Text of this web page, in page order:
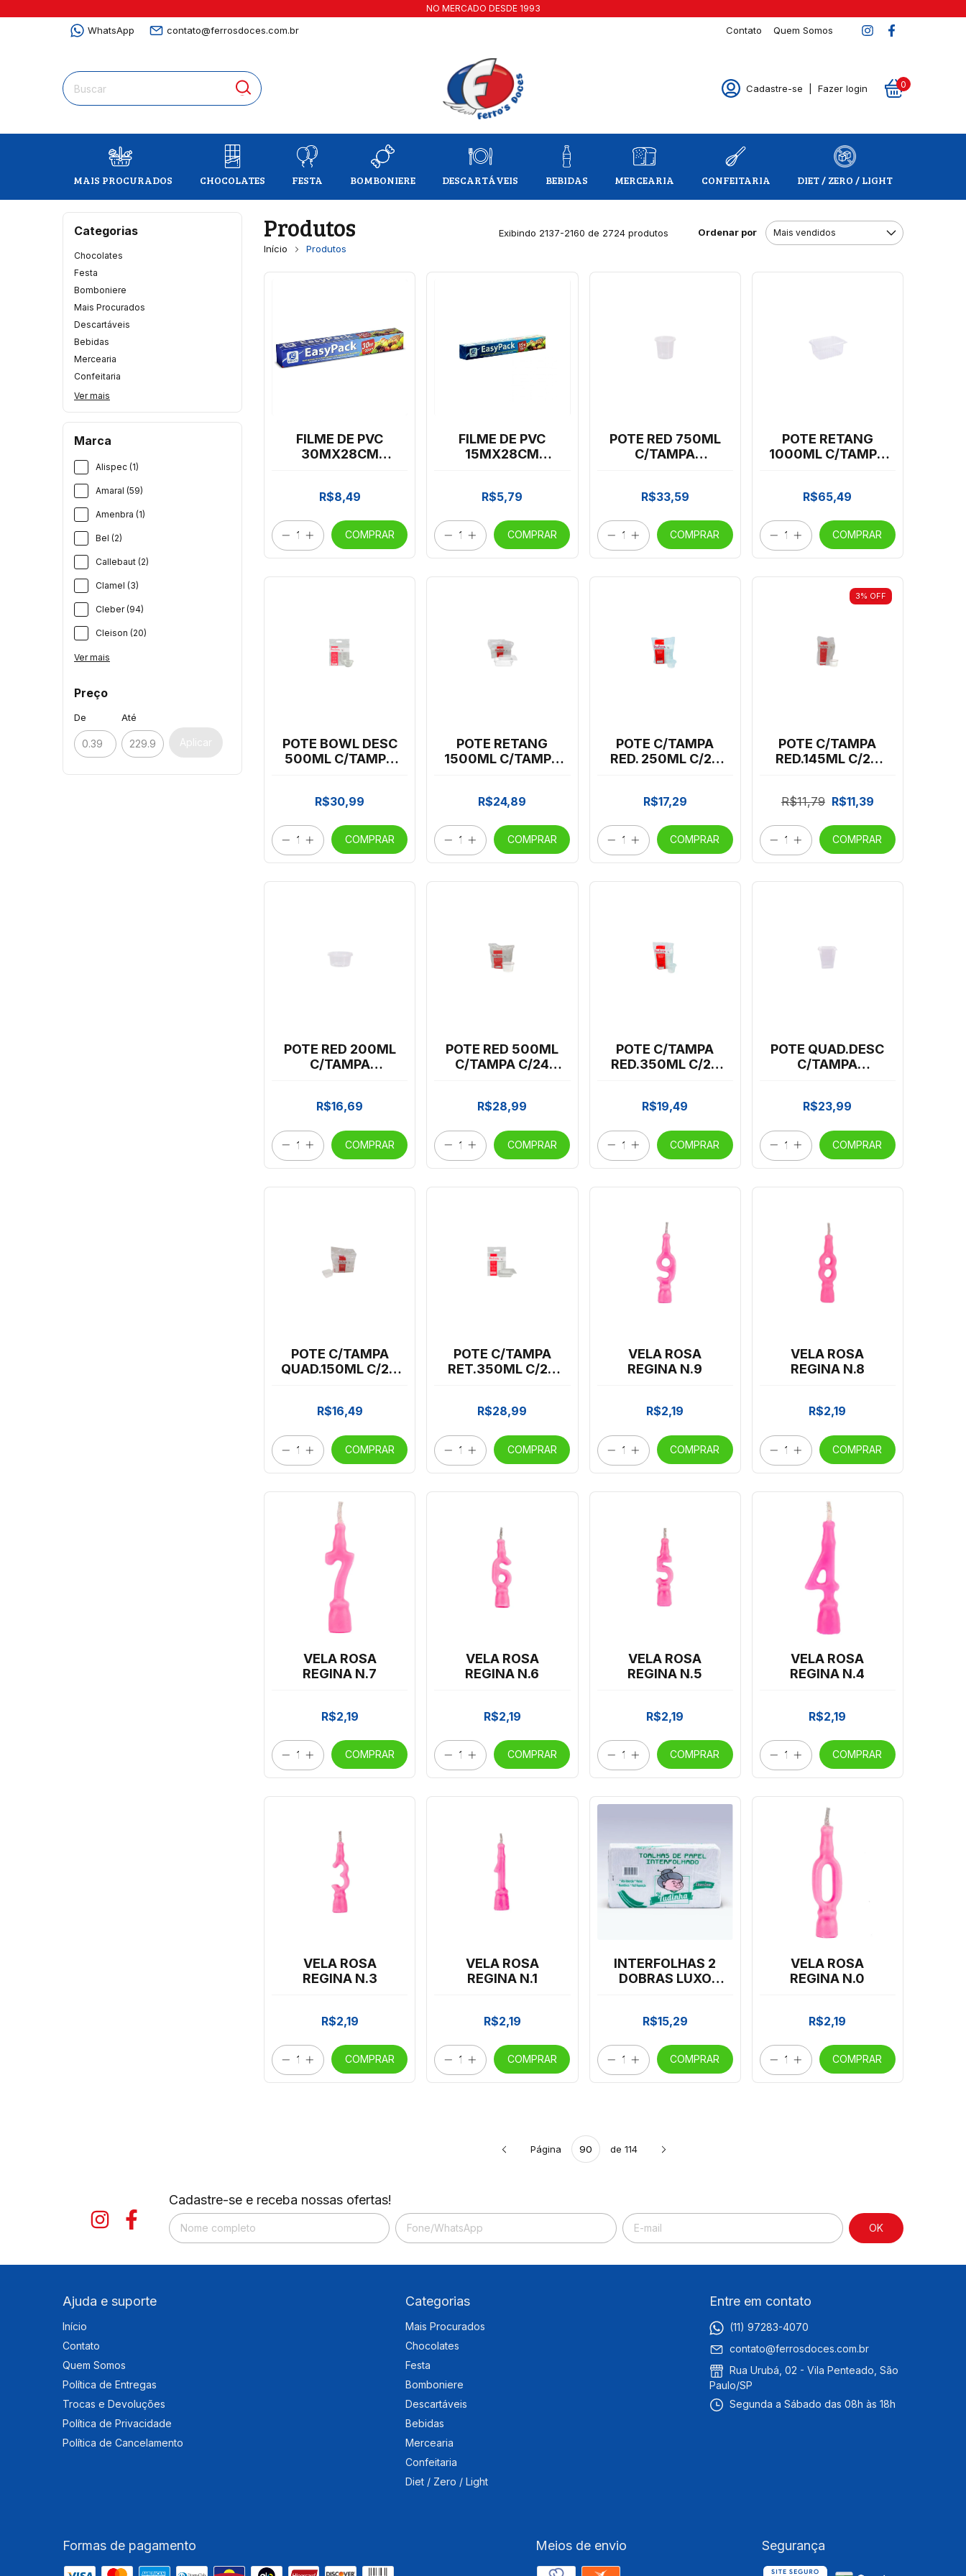
NO MERCADO DESDE 1993
WhatsApp contato@ferrosdoces.com.br Contato Quem Somos
Cadastre-se Fazer login 0
MAIS PROCURADOS CHOCOLATES FESTA BOMBONIERE DESCARTÁVEIS BEBIDAS MERCEARIA CONFEITARIA DIET / ZERO / LIGHT
Categorias
Chocolates
Festa
Bomboniere
Mais Procurados
Descartáveis
Bebidas
Mercearia
Confeitaria
Ver mais
Marca
Alispec (1)
Amaral (59)
Amenbra (1)
Bel (2)
Callebaut (2)
Clamel (3)
Cleber (94)
Cleison (20)
Ver mais
Preço
De Até
Aplicar
Produtos
Início Produtos
Exibindo 2137-2160 de 2724 produtos Ordenar por
FILME DE PVC
30MX28CM
R$8,49
COMPRAR
FILME DE PVC
15MX28CM
R$5,79
COMPRAR
POTE RED 750ML
C/TAMPA
R$33,59
COMPRAR
POTE RETANG
1000ML C/TAMPA
R$65,49
COMPRAR
POTE BOWL DESC
500ML C/TAMPA
R$30,99
COMPRAR
POTE RETANG
1500ML C/TAMPA
R$24,89
COMPRAR
POTE C/TAMPA
RED. 250ML C/24
R$17,29
COMPRAR
3% OFF
POTE C/TAMPA
RED.145ML C/24
R$11,79 R$11,39
COMPRAR
POTE RED 200ML
C/TAMPA
R$16,69
COMPRAR
POTE RED 500ML
C/TAMPA C/24
R$28,99
COMPRAR
POTE C/TAMPA
RED.350ML C/24
R$19,49
COMPRAR
POTE QUAD.DESC
C/TAMPA
R$23,99
COMPRAR
POTE C/TAMPA
QUAD.150ML C/20
R$16,49
COMPRAR
POTE C/TAMPA
RET.350ML C/24
R$28,99
COMPRAR
VELA ROSA
REGINA N.9
R$2,19
COMPRAR
VELA ROSA
REGINA N.8
R$2,19
COMPRAR
VELA ROSA
REGINA N.7
R$2,19
COMPRAR
VELA ROSA
REGINA N.6
R$2,19
COMPRAR
VELA ROSA
REGINA N.5
R$2,19
COMPRAR
VELA ROSA
REGINA N.4
R$2,19
COMPRAR
VELA ROSA
REGINA N.3
R$2,19
COMPRAR
VELA ROSA
REGINA N.1
R$2,19
COMPRAR
INTERFOLHAS 2
DOBRAS LUXO
R$15,29
COMPRAR
VELA ROSA
REGINA N.0
R$2,19
COMPRAR
Página de 114
Cadastre-se e receba nossas ofertas!
Ajuda e suporte
Início
Contato
Quem Somos
Política de Entregas
Trocas e Devoluções
Política de Privacidade
Política de Cancelamento
Categorias
Mais Procurados
Chocolates
Festa
Bomboniere
Descartáveis
Bebidas
Mercearia
Confeitaria
Diet / Zero / Light
Entre em contato
(11) 97283-4070
contato@ferrosdoces.com.br
Rua Urubá, 02 - Vila Penteado, São
Paulo/SP
Segunda a Sábado das 08h às 18h
Formas de pagamento Meios de envio Segurança